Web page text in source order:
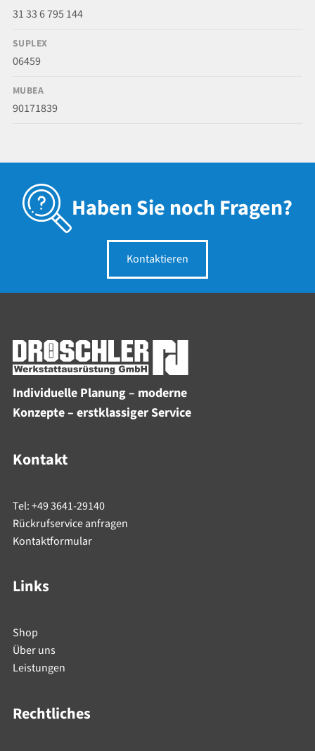
31 33 6 795 144
SUPLEX
06459
MUBEA
90171839
Haben Sie noch Fragen?
Kontaktieren
Individuelle Planung – moderne
Konzepte – erstklassiger Service
Kontakt
Tel: +49 3641-29140
Rückrufservice anfragen
Kontaktformular
Links
Shop
Über uns
Leistungen
Rechtliches